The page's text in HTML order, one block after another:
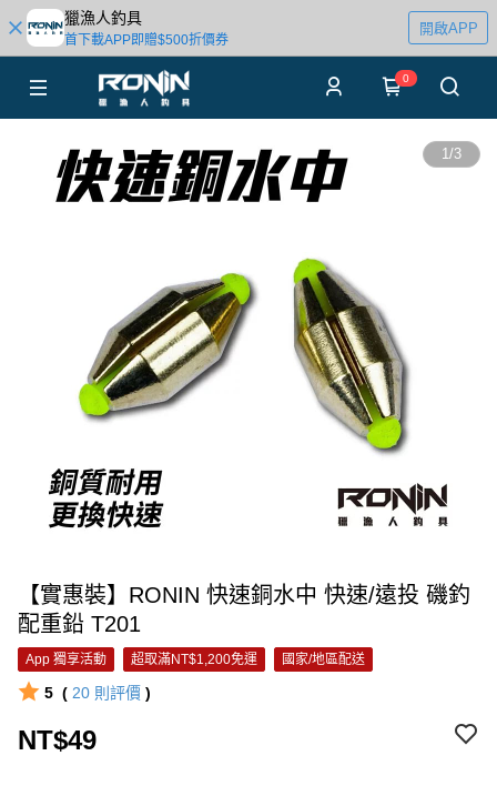
獵漁人釣具
首下載APP即贈$500折價券
開啟APP
0
1/3
【實惠裝】RONIN 快速銅水中 快速/遠投 磯釣
配重鉛 T201
App 獨享活動 超取滿NT$1,200免運 國家/地區配送
5 ( 20 則評價 )
NT$49